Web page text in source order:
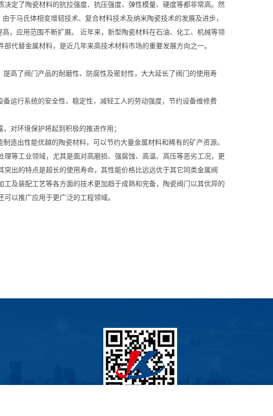
定了陶瓷材料的抗拉强度、抗压强度、弹性模量、硬度等都非常高。然
于马氏体相变增韧技术、复合材科技术及纳米陶瓷技术的发展及进步，
，应用范围不断扩展。 近年来，新型陶瓷材料在石油、化工、机械等领
代替金属材料，是近几年来高技术材料市场的重要发展方向之一。
高了阀门产品的耐磨性、防腐性及密封性，大大延长了阀门的使用寿
运行系统的安全性、稳定性，减轻工人的劳动强度，节约设备维修费
对环境保护将起到积极的推进作用；
造出性能优越的陶瓷材料，可以节约大量金属材料和稀有的矿产资源。
等工业领域，尤其是面对高磨损、强腐蚀、高温、高压等恶劣工况，更
出的特点是超长的使用寿命，其性能价格比远远优于其它同类金属阀
及装配工艺等各方面的技术更加趋于成熟和完备，陶瓷阀门以其优异的
以推广应用于更广泛的工程领域。